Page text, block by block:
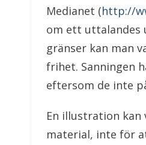
Medianet (http://
om ett uttalandes
gränser kan man
frihet. Sanningen
eftersom de inte
En illustration kan
material, inte för